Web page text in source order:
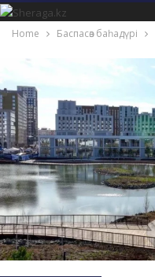
Home Баспасөз баһадүрі